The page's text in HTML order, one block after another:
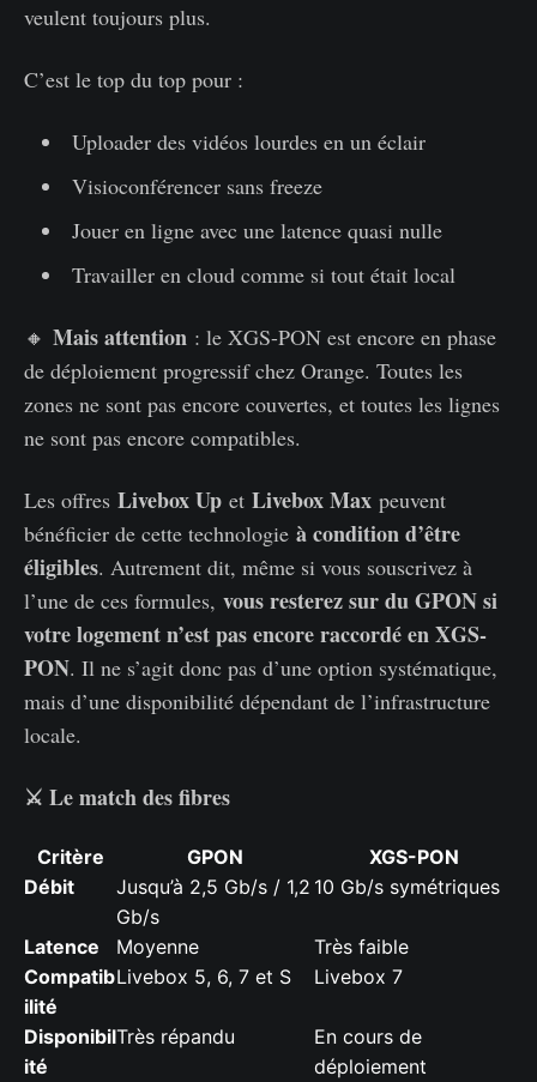
veulent toujours plus.
C’est le top du top pour :
Uploader des vidéos lourdes en un éclair
Visioconférencer sans freeze
Jouer en ligne avec une latence quasi nulle
Travailler en cloud comme si tout était local
🔸 Mais attention : le XGS-PON est encore en phase
de déploiement progressif chez Orange. Toutes les
zones ne sont pas encore couvertes, et toutes les lignes
ne sont pas encore compatibles.
Les offres Livebox Up et Livebox Max peuvent
bénéficier de cette technologie à condition d’être
éligibles. Autrement dit, même si vous souscrivez à
l’une de ces formules, vous resterez sur du GPON si
votre logement n’est pas encore raccordé en XGS-
PON. Il ne s’agit donc pas d’une option systématique,
mais d’une disponibilité dépendant de l’infrastructure
locale.
⚔️ Le match des fibres
Critère GPON
XGS-PON
Débit
Jusqu’à 2,5 Gb/s / 1,2
Gb/s
10 Gb/s symétriques
Latence Moyenne
Très faible
Compatib
ilité
Livebox 5, 6, 7 et S Livebox 7
Disponibil
ité
Très répandu
En cours de
déploiement